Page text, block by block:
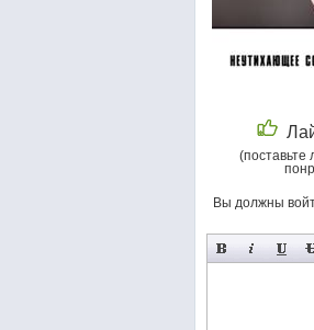
(поставьте
Вы должны